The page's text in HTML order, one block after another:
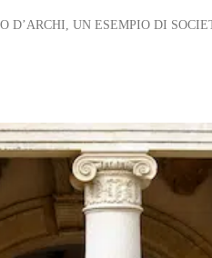
D’ARCHI, UN ESEMPIO DI